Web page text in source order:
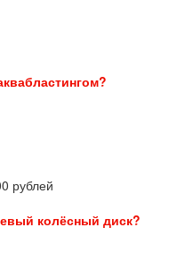
рублей
колёсный диск?